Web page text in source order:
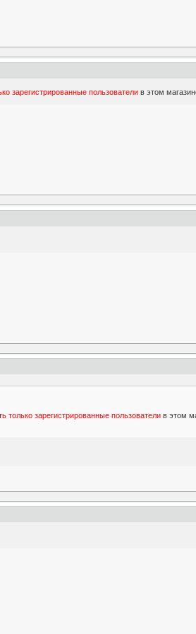
зарегистрированные пользователи в этом
только зарегистрированные пользователив этом